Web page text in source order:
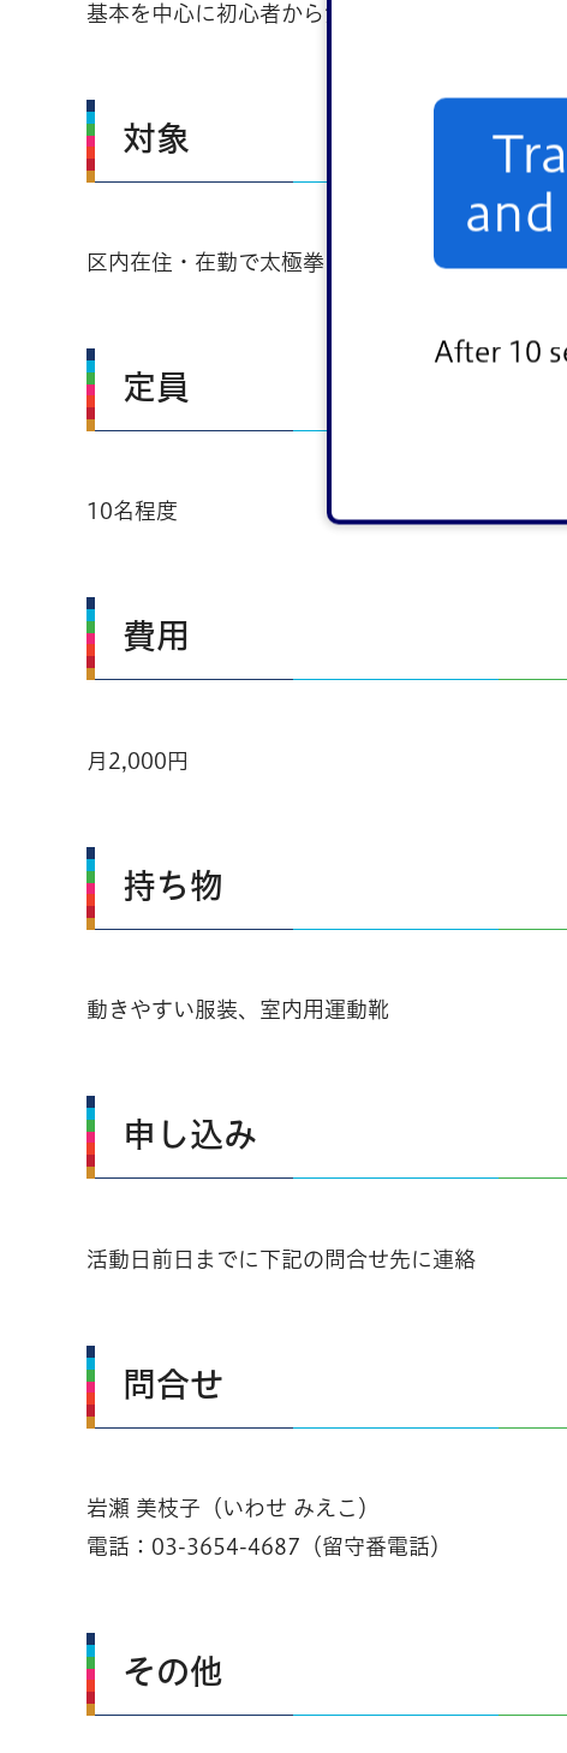
After 10
基本を中心に初心者から気楽に参加できます
対象
区内在住・在勤で太極拳に興味のある方
定員
10名程度
費用
月2,000円
持ち物
動きやすい服装、室内用運動靴
申し込み
活動日前日までに下記の問合せ先に連絡
問合せ
岩瀬 美枝子（いわせ みえこ）
電話：03-3654-4687（留守番電話）
その他